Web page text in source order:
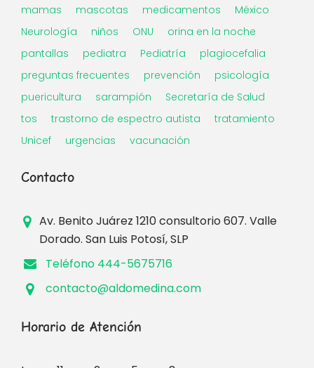
mamas
mascotas medicamentos
México
Neurología
niños ONU
orina en la noche
pantallas
pediatra Pediatría
plagiocefalia
preguntas frecuentes
prevención
psicología
puericultura
sarampión
Secretaría de Salud
tos
trastorno de espectro autista
tratamiento
Unicef
urgencias vacunación
Contacto
Av. Benito Juárez 1210 consultorio 607. Valle
Dorado. San Luis Potosí, SLP
Teléfono 444-5675716
contacto@aldomedina.com
Horario de Atención